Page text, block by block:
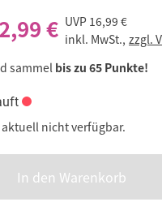
€ UVP 16,99 €
inkl. MwSt., zzgl.
sammel bis zu 65 Punkte!
nicht verfügbar.
In den Warenkorb